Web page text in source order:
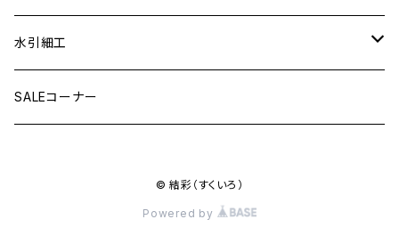
水引細工
雑貨
SALEコーナー
© 結彩（すくいろ）
Powered by